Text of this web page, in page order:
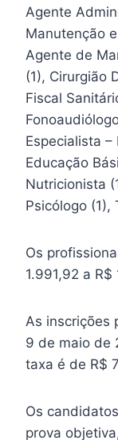
Agente
Manutenção
Agente de
(1), Cirurgião
Fiscal
Especialista
Educação
Nutricionista
Psicólogo (1),
Os
1.991,92 a R$
As inscrições
9 de maio de
taxa é de R$
Os
prova